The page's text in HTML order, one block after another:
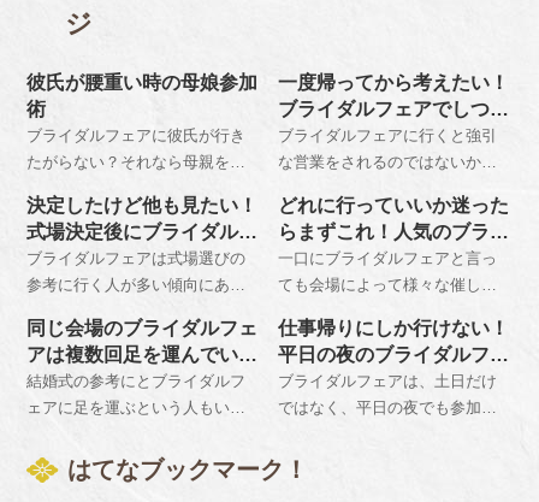
ジ
彼氏が腰重い時の母娘参加
術
ブライダルフェアに彼氏が行き
たがらない？それなら母親を
せるのが正解です。ベテラン営
業マンの即決営業を防ぎ、彼氏
のメンツも保ちながらハナユメ
相談デスクで大黒字の式場選び
を完遂する裏ワザをプロが解
説。
一度帰ってから考えたい！
ブライダルフェアでしつこ
い営業の対処法
ブライダルフェアに行くと強引
な営業をされるのではないかと
はそこまで押しが強いのは稀で
す。心配なのであれば対策をね
ってから行けば未然に防ぐこと
もできるのです。
決定したけど他も見たい！
式場決定後にブライダルフ
ェア参加はしてもいいの？
ブライダルフェアは式場選びの
参考に行く人が多い傾向にあり
場が決まっていない人しか参加
してはならないということはな
く、式場決定後であっても参加
することは可能なのです。
どれに行っていいか迷った
らまずこれ！人気のブライ
ダルフェア
一口にブライダルフェアと言っ
ても会場によって様々な催しが
食会や挙式体験ができるもので
す。自分たちの披露宴の参考に
なるので、気軽に参加するとい
いでしょう。
同じ会場のブライダルフェ
アは複数回足を運んでいい
の？
結婚式の参考にとブライダルフ
ェアに足を運ぶという人もいる
されているわけではないので、
式場選びに悩んでいる際には何
仕事帰りにしか行けない！
平日の夜のブライダルフェ
ア
ブライダルフェアは、土日だけ
ではなく、平日の夜でも参加す
で忙しい人、二人の都合が合わ
はてなブックマーク！